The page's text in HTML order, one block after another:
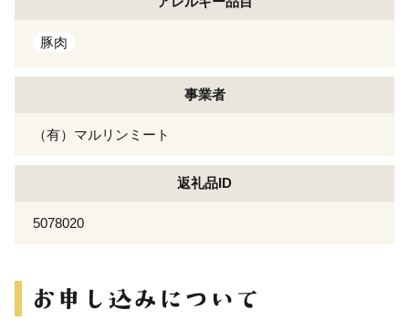
豚肉
事業者
（有）マルリンミート
返礼品ID
5078020